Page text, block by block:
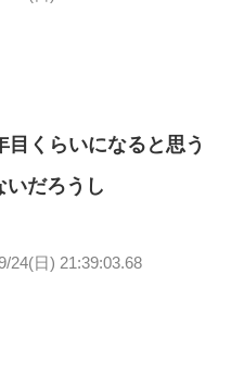
くらいになると思う
いだろうし
24(日) 21:39:03.68